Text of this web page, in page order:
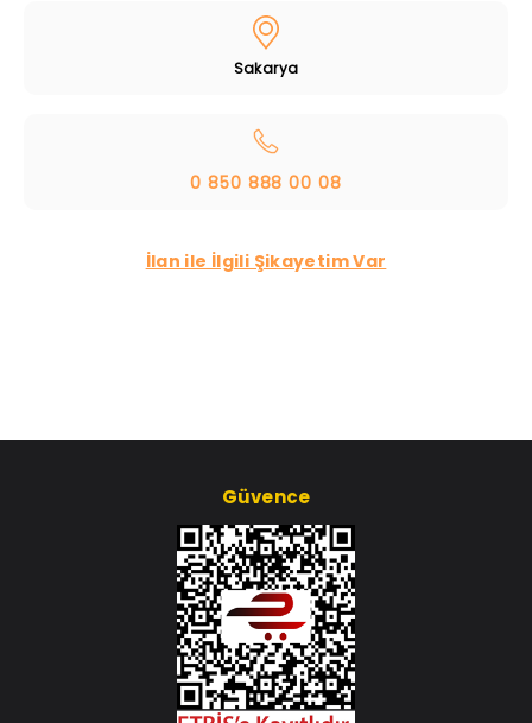
Sakarya
0 850 888 00 08
İlan ile İlgili Şikayetim Var
Güvence